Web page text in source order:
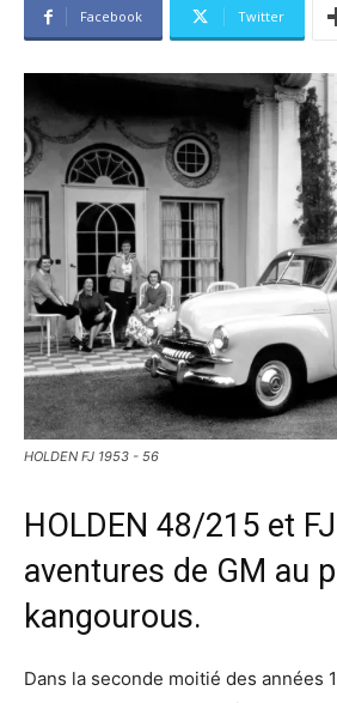
Facebook Twitter
HOLDEN FJ 1953 - 56
HOLDEN 48/215 et
aventures de GM au
kangourous.
Dans la seconde moitié des années